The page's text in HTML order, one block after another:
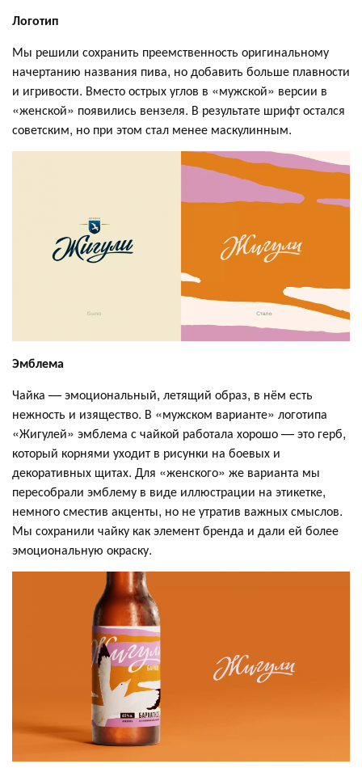
Логотип
Мы решили сохранить преемственность оригинальному
начертанию названия пива, но добавить больше плавности
и игривости. Вместо острых углов в «мужской» версии в
«женской» появились вензеля. В результате шрифт остался
советским, но при этом стал менее маскулинным.
Эмблема
Чайка — эмоциональный, летящий образ, в нём есть
нежность и изящество. В «мужском варианте» логотипа
«Жигулей» эмблема с чайкой работала хорошо — это герб,
который корнями уходит в рисунки на боевых и
декоративных щитах. Для «женского» же варианта мы
пересобрали эмблему в виде иллюстрации на этикетке,
немного сместив акценты, но не утратив важных смыслов.
Мы сохранили чайку как элемент бренда и дали ей более
эмоциональную окраску.